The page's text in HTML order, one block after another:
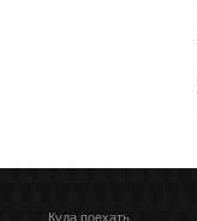
Куда поехать